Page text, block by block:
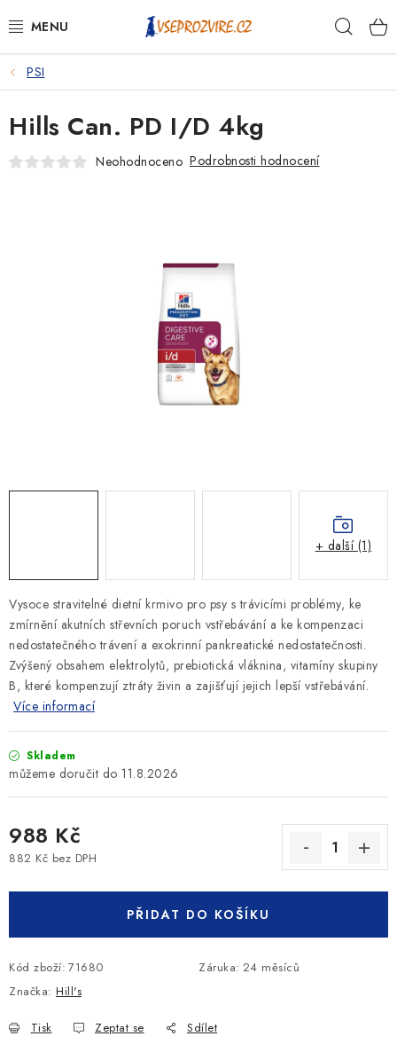
na
PSI
KOČKY
KONĚ
KRÁLÍCI/HLODAVCI/PTÁCI
Ceník dopravy Kontakty
Obchodní podmínky
PSI
Vysoce stravitelné dietní krmivo pro psy s trávicími problémy, ke
zmírnění akutních střevních poruch vstřebávání a ke kompenzaci
nedostatečného trávení a exokrinní pankreatické nedostatečnosti.
Zvýšený obsahem elektrolytů, prebiotická vláknina, vitamíny skupiny
B, které kompenzují ztráty živin a zajišťují jejich lepší vstřebávání.
Více informací
Skladem
11.8.2026
988 Kč
882 Kč bez DPH
PŘIDAT DO KOŠÍKU
Kód zboží: 71680 Záruka: 24 měsíců
Značka: Hill's
Tisk Zeptat se Sdílet
Hills Can. PD I/D 4kg
Neohodnoceno Podrobnosti hodnocení
+ další (1)